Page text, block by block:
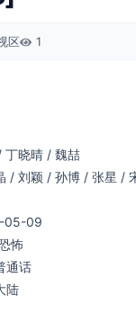
区 1
丁晓晴 / 魏喆
/ 刘颖 / 孙博 / 张星 /
05-09
怖
通话
陆